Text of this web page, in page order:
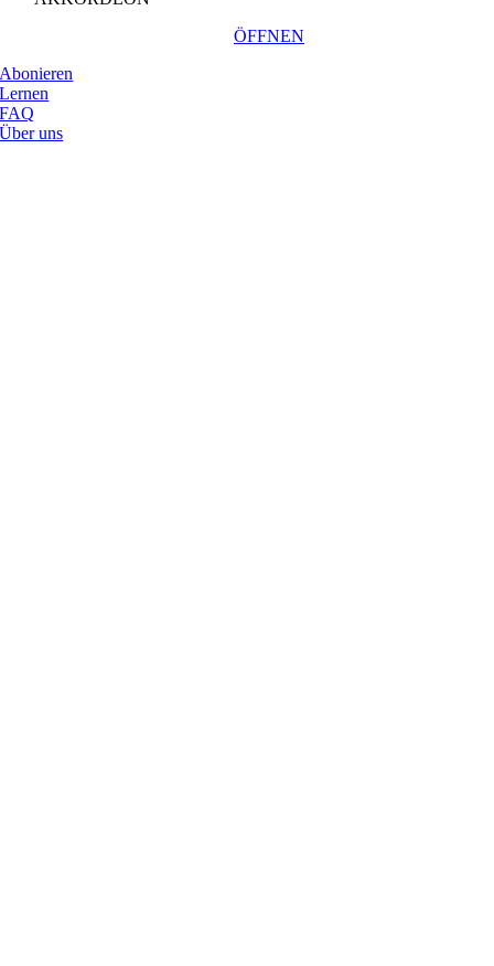
ÖFFNEN
Abonieren
Lernen
FAQ
Über uns